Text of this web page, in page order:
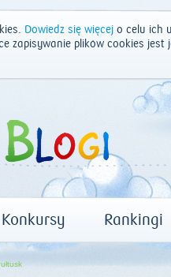
Dowiedz się więcej o celu ich
zapisywanie plików cookies
Konkursy Rankingi